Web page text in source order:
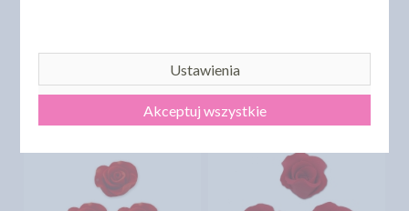
PRODUKTY PODOBNE
INNI KLIENCI KUPILI TEŻ
Ustawienia
Akceptuj wszystkie